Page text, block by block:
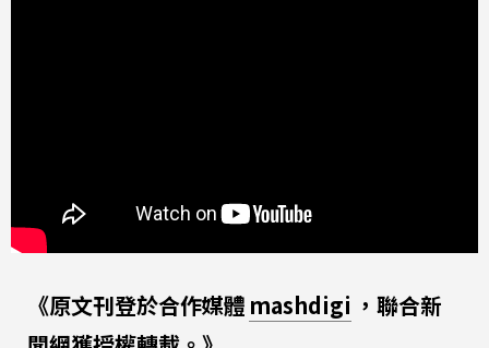
《原文刊登於合作媒體 mashdigi ，聯合新